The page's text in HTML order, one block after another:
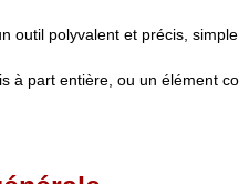
outil polyvalent et précis,
à part entière, ou un élément